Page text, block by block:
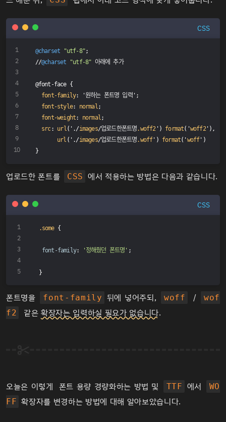
CSS
@charset "utf-8";
//@charset "utf-8" 아래에 추가
@font-face {
font-family: '원하는 폰트명 입력';
font-style: normal;
font-weight: normal;
src: url('./images/업로드한폰트명.woff2') format('woff2'),
url ('./images/업로드한폰트명.woff') format(' woff')
}
업로드한 폰트를 CSS 에서 적용하는 방법은 다음과 같습니다.
CSS
.some {
font-family: '정해줬던 폰트명' ;
}
폰트명을 font-family 뒤에 넣어주되, woff /
wof
f2
같은확장자는 입력하실 필요가 없습니다.
오늘은 이렇게 폰트 용량 경량화하는 방법 및 TTF 에서
WO
FF 확장자를 변경하는 방법에 대해 알아보았습니다.